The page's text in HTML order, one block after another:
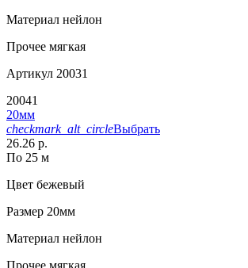
Материал нейлон
Прочее мягкая
Артикул 20031
20041
20мм
checkmark_alt_circleВыбрать
26.26 р.
По 25 м
Цвет бежевый
Размер 20мм
Материал нейлон
Прочее мягкая